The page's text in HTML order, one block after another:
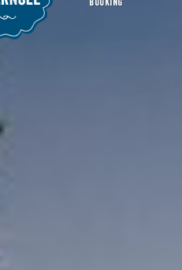
Activities
BOOKING